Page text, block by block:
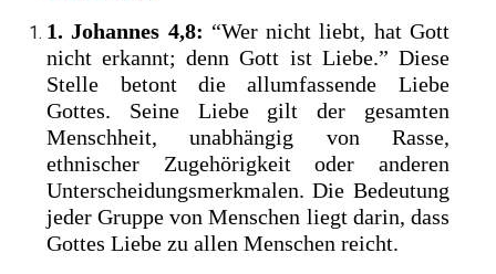
1. Johannes 4,8: “Wer nicht liebt, hat Gott
nicht erkannt; denn Gott ist Liebe.” Diese
Stelle betont die allumfassende Liebe
Gottes. Seine Liebe gilt der gesamten
Menschheit, unabhängig von Rasse,
ethnischer Zugehörigkeit oder anderen
Unterscheidungsmerkmalen. Die Bedeutung
jeder Gruppe von Menschen liegt darin, dass
Gottes Liebe zu allen Menschen reicht.